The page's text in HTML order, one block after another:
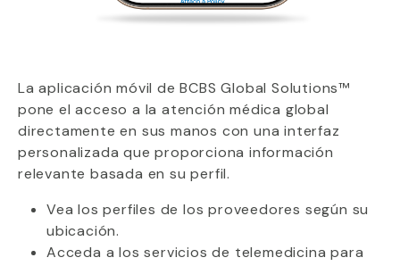
La aplicación móvil de BCBS Global Solutions™
pone el acceso a la atención médica global
directamente en sus manos con una interfaz
personalizada que proporciona información
relevante basada en su perfil.
Vea los perfiles de los proveedores según su
ubicación.
Acceda a los servicios de telemedicina para